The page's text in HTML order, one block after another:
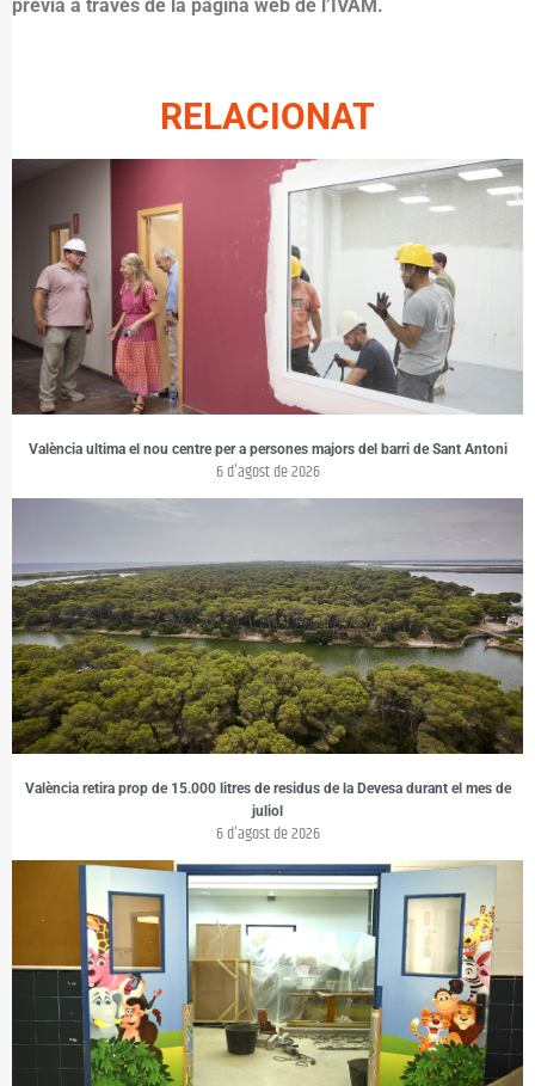
prèvia a través de la pàgina web de l’IVAM.
RELACIONAT
València ultima el nou centre per a persones majors del barri de Sant Antoni
6 d'agost de 2026
València retira prop de 15.000 litres de residus de la Devesa durant el mes de
juliol
6 d'agost de 2026